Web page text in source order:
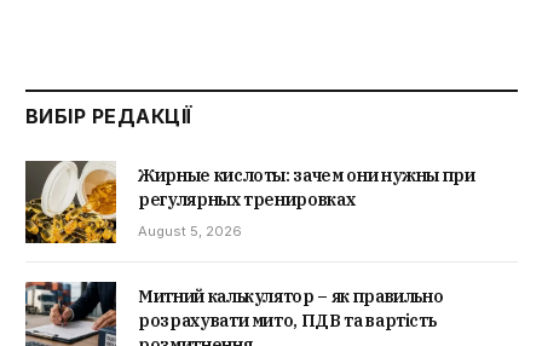
ВИБІР РЕДАКЦІЇ
Жирные кислоты: зачем они нужны при
регулярных тренировках
August 5, 2026
Митний калькулятор – як правильно
розрахувати мито, ПДВ та вартість